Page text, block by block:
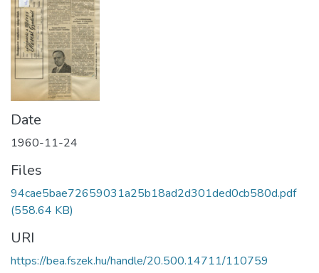
Date
1960-11-24
Files
94cae5bae72659031a25b18ad2d301ded0cb580d.pdf
(558.64 KB)
URI
https://bea.fszek.hu/handle/20.500.14711/110759